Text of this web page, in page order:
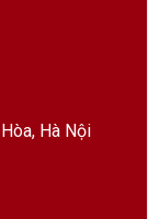
Hà Nội